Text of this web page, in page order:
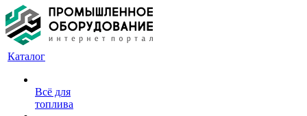
Каталог
Всё для
топлива